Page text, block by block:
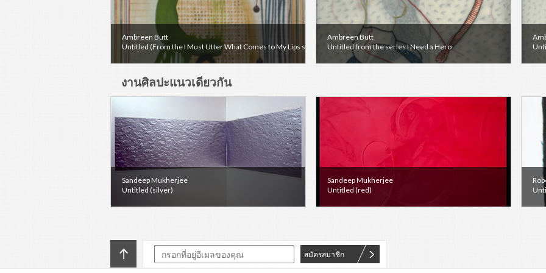
Ambreen Butt
Untitled (From the I Must Utter What Comes to My Lips series)
Ambreen Butt
Untitled from the series I Need a Hero
งานศิลปะแนวเดียวกัน
Sandeep Mukherjee
Untitled (silver)
Sandeep Mukherjee
Untitled (red)
สมัครสมาชิก